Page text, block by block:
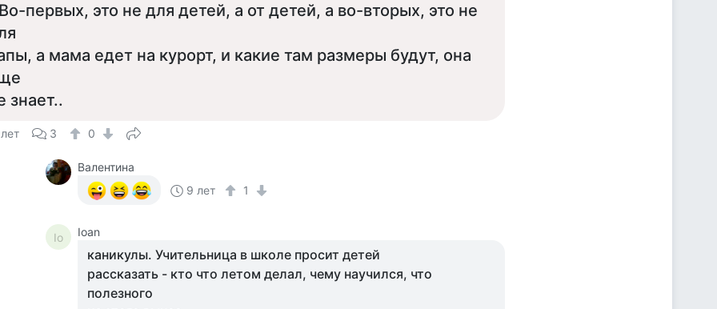
первых, это не для детей, а от детей, а во-вторых, это не
а мама едет на курорт, и какие там размеры будут, она
знает..
3 0
Валентина
9 лет
1
Io Ioan
каникулы. Учительница в школе просит детей
рассказать - кто что летом делал, чему научился, что
полезного